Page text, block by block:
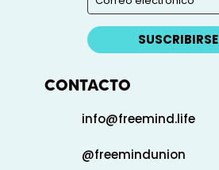
SUSCRIBIRSE
CONTACTO
info@freemind.life
@freemindunion